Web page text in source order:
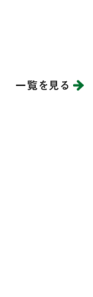
一覧を見る